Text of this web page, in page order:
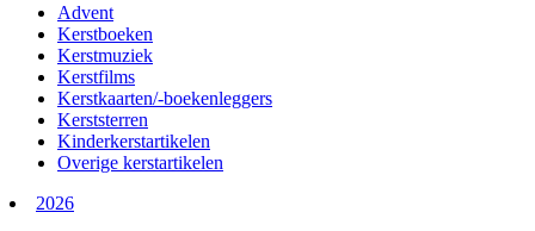
Advent
Kerstboeken
Kerstmuziek
Kerstfilms
Kerstkaarten/-boekenleggers
Kerststerren
Kinderkerstartikelen
Overige kerstartikelen
2026